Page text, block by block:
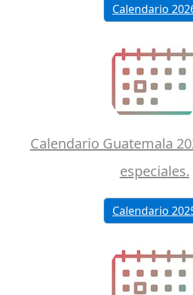
Calendario
Calendario Guatemala
especiales.
Calendario